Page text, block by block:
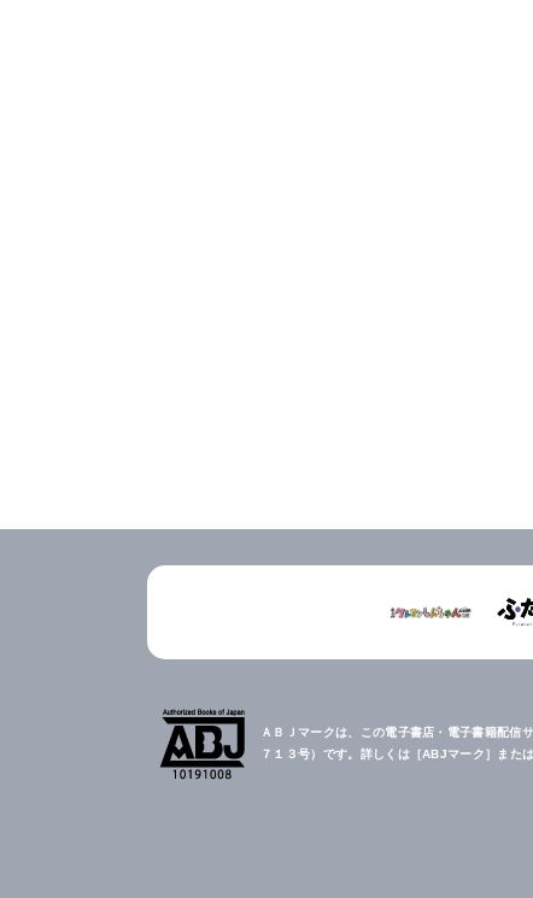
ＡＢＪマークは、この電子書店・電子書籍配信
７１３号）です。詳しくは［ABJマーク］また